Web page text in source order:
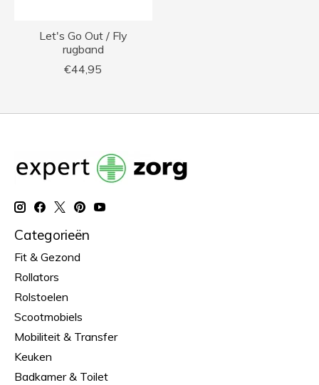
Let's Go Out / Fly
rugband
€44,95
Categorieën
Fit & Gezond
Rollators
Rolstoelen
Scootmobiels
Mobiliteit & Transfer
Keuken
Badkamer & Toilet